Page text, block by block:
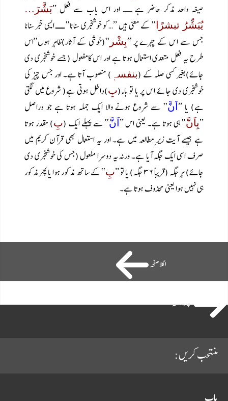
صیغہ واحد مذکر حاضر ہے ـــ اور اس باب سے فعل ’’بَشَّرَ…
یُبَشِّرُ تبشرًا ‘‘ کے معنی ہیں ’’…کو خوشخبری سنانا‘‘ ـــ ایسی خبر سنانا
جس سے اس کے چہرے پر ’’بِشْر ‘‘(خوشی کے آثار)ظاہر ہوں‘‘اس
طرح یہ فعل متعدی استعمال ہوتا ہے اور اس کامفعول (جسے خوشخبری دی
جائے)بغیر کسی صلہ کے (بنفسہٖ ) منصوب آتا ہے۔ اور جس چیز کی
خوشخبری دی جائے اس پر یا تو باء(بِ)داخل ہوتی ہے( شروع میں لگتی
ہے) یا ’’اَنَّ‘‘ سے شروع ہونے والا ایک جملہ ہوتا ہے جو دراصل
’’بِاَنَّ‘‘ ہی ہوتا ہے۔ یعنی اس ’’اَنَّ‘‘ سے پہلے ایک (بِ) مقدر ہوتا
ہے جیسے آیت زیر ِمطالعہ میں ہے۔ اور یہ استعمال بھی قرآن کریم میں
صرف اسی ایک جگہ آیا ہے۔ ورنہ یہ دوسرا مفعول (جس کی خوشخبری دی
جائے) ہر جگہ (قریباً ۳۶ جگہ) یا تو ’’
بِ‘‘ کے ساتھ مذکور ہوا یا پھر مذکور
ہی نہیں ہوا یعنی محذوف ہوتا ہے۔
اگلاصفحہ
پچھلا صفحہ
منتحب کریں:
باب